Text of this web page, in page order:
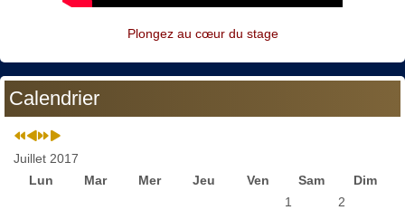
Plongez au cœur du stage
Calendrier
Juillet 2017
Lun
Mar Mer Jeu Ven Sam
Dim
1
2